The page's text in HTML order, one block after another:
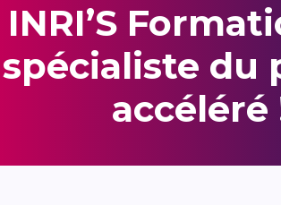
INRI’S
spécialiste du
accéléré